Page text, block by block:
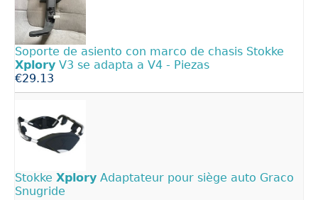
Soporte de asiento con marco de chasis Stokke
Xplory V3 se adapta a V4 - Piezas
€29.13
Stokke Xplory Adaptateur pour siège auto Graco
Snugride